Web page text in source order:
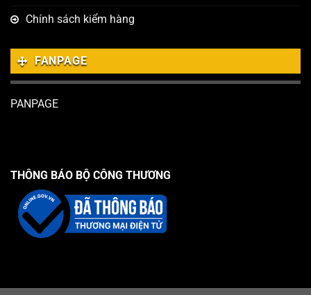
Chính sách kiểm hàng
FANPAGE
PANPAGE
THÔNG BÁO BỘ CÔNG THƯƠNG